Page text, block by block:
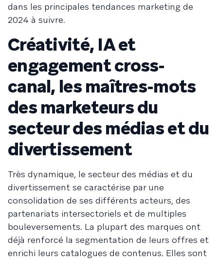
dans les principales tendances marketing de
2024 à suivre.
Créativité, IA et
engagement cross-
canal, les maîtres-mots
des marketeurs du
secteur des médias et du
divertissement
Très dynamique, le secteur des médias et du
divertissement se caractérise par une
consolidation de ses différents acteurs, des
partenariats intersectoriels et de multiples
bouleversements. La plupart des marques ont
déjà renforcé la segmentation de leurs offres et
enrichi leurs catalogues de contenus. Elles sont